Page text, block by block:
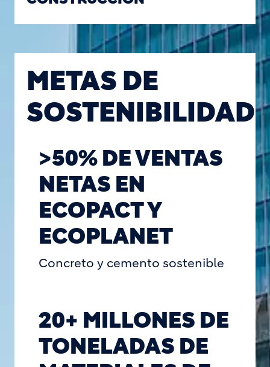
METAS DE
SOSTENIBILIDAD
>50% DE VENTAS
NETAS EN
ECOPACT Y
ECOPLANET
Concreto y cemento sostenible
20+ MILLONES DE
TONELADAS DE